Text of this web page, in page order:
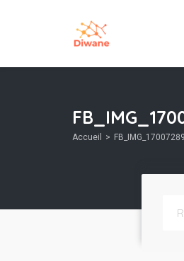
Accueil